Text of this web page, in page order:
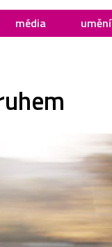
média umění